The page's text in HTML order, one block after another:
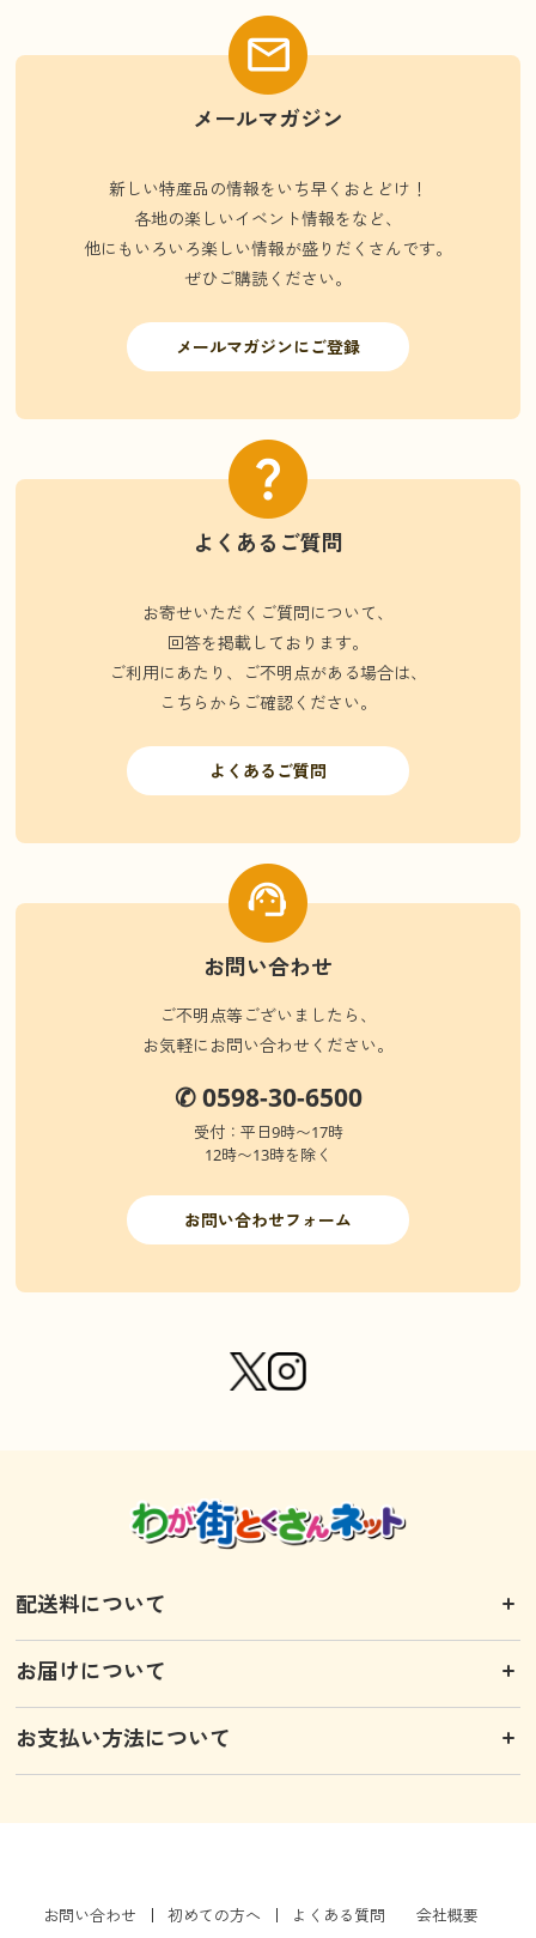
メールマガジン
新しい特産品の情報をいち早くおとどけ！
各地の楽しいイベント情報をなど、
他にもいろいろ楽しい情報が盛りだくさんです。
ぜひご購読ください。
メールマガジンにご登録
よくあるご質問
お寄せいただくご質問について、
回答を掲載しております。
ご利用にあたり、ご不明点がある場合は、
こちらからご確認ください。
よくあるご質問
お問い合わせ
ご不明点等ございましたら、
お気軽にお問い合わせください。
✆ 0598-30-6500
受付：平日9時〜17時
12時〜13時を除く
お問い合わせフォーム
配送料について
お届けについて
お支払い方法について
お問い合わせ 初めての方へ よくある質問
会社概要